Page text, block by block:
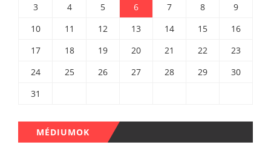
3 4 5 6 7 8
9
10
11 12 13 14 15
16
17
18 19 20 21 22
23
24
25 26 27 28 29
30
31
MÉDIUMOK